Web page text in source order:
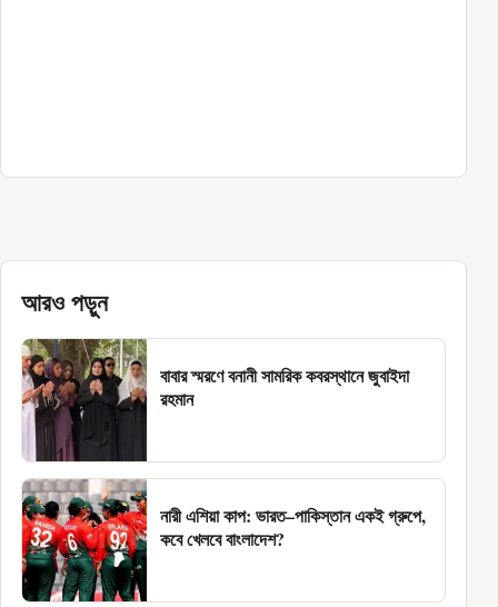
আরও পড়ুন
বাবার স্মরণে বনানী সামরিক কবরস্থানে জুবাইদা
রহমান
নারী এশিয়া কাপ: ভারত–পাকিস্তান একই গ্রুপে,
কবে খেলবে বাংলাদেশ?